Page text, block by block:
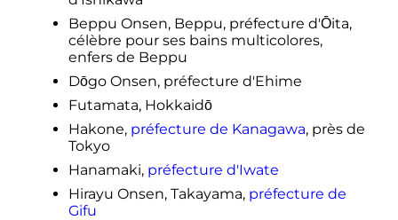
Beppu Onsen, Beppu, préfecture d'Ōita,
célèbre pour ses bains multicolores,
enfers de Beppu
Dōgo Onsen, préfecture d'Ehime
Futamata, Hokkaidō
Hakone, préfecture de Kanagawa, près de
Tokyo
Hanamaki, préfecture d'Iwate
Hirayu Onsen, Takayama, préfecture de
Gifu